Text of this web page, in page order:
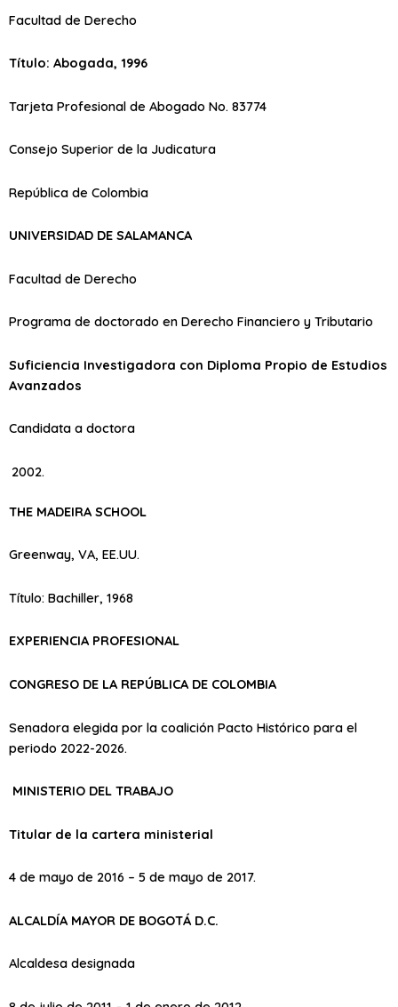
Facultad de Derecho
Título: Abogada, 1996
Tarjeta Profesional de Abogado No. 83774
Consejo Superior de la Judicatura
República de Colombia
UNIVERSIDAD DE SALAMANCA
Facultad de Derecho
Programa de doctorado en Derecho Financiero y Tributario
Suficiencia Investigadora con Diploma Propio de Estudios
Avanzados
Candidata a doctora
THE MADEIRA SCHOOL
Greenway, VA, EE.UU.
Título: Bachiller, 1968
EXPERIENCIA PROFESIONAL
CONGRESO DE LA REPÚBLICA DE COLOMBIA
Senadora elegida por la coalición Pacto Histórico para el
periodo 2022-2026.
MINISTERIO DEL TRABAJO
Titular de la cartera ministerial
4 de mayo de 2016 – 5 de mayo de 2017.
ALCALDÍA MAYOR DE BOGOTÁ D.C.
Alcaldesa designada